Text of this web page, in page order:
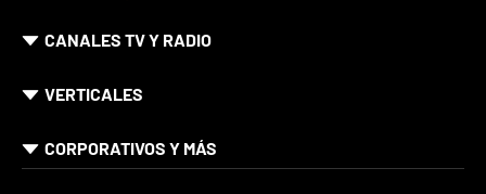
CANALES TV Y RADIO
VERTICALES
CORPORATIVOS Y MÁS